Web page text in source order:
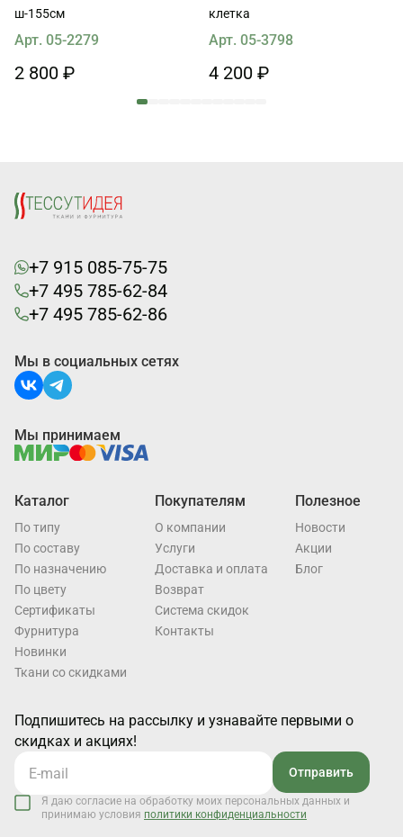
ш-155см
Арт. 05-2279
2 800 ₽
клетка
Арт. 05-3798
4 200 ₽
+7 915 085-75-75
+7 495 785-62-84
+7 495 785-62-86
Каталог
По типу
По составу
По назначению
По цвету
Cертификаты
Фурнитура
Новинки
Ткани со скидками
Покупателям
О компании
Услуги
Доставка и оплата
Возврат
Система скидок
Контакты
Полезное
Новости
Акции
Блог
Подпишитесь на рассылку и узнавайте первыми о
скидках и акциях!
Отправить
Я даю согласие на обработку моих персональных данных и
принимаю условия политики конфиденциальности
Мы в социальных сетях
Мы принимаем